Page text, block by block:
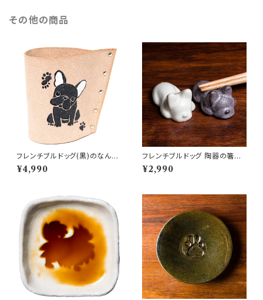
その他の商品
フレンチブルドッグ(黒)のなんで
もスタンド
¥4,990
フレンチブルドッグ 陶器の箸置
き（ペア）
¥2,990